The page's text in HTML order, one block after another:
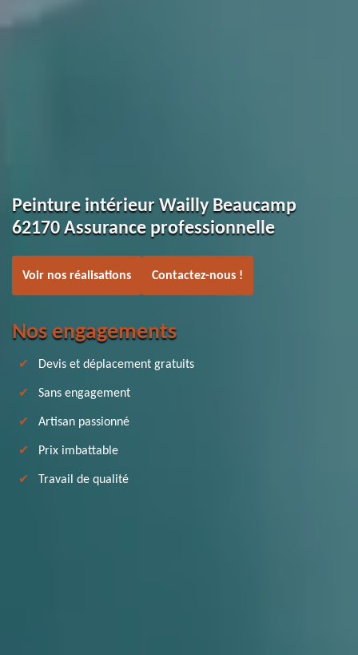
Peinture intérieur Wailly Beaucamp
62170 Assurance professionnelle
Voir nos réalisations Contactez-nous !
Nos engagements
Devis et déplacement gratuits
Sans engagement
Artisan passionné
Prix imbattable
Travail de qualité